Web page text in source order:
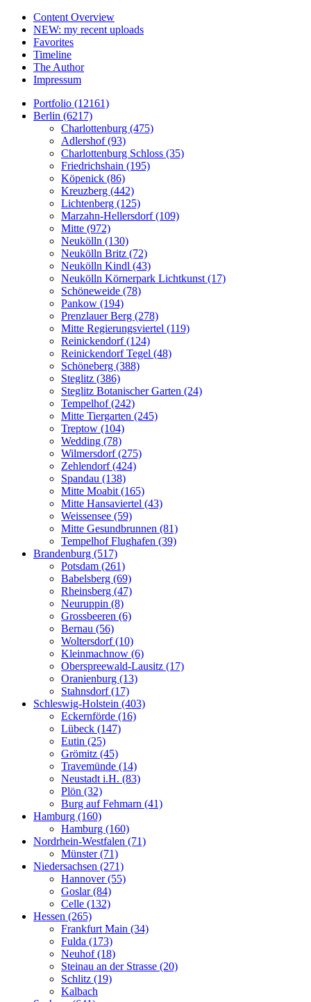
Content Overview
NEW: my recent uploads
Favorites
Timeline
The Author
Impressum
Portfolio (12161)
Berlin (6217)
Charlottenburg (475)
Adlershof (93)
Charlottenburg Schloss (35)
Friedrichshain (195)
Köpenick (86)
Kreuzberg (442)
Lichtenberg (125)
Marzahn-Hellersdorf (109)
Mitte (972)
Neukölln (130)
Neukölln Britz (72)
Neukölln Kindl (43)
Neukölln Körnerpark Lichtkunst (17)
Schöneweide (78)
Pankow (194)
Prenzlauer Berg (278)
Mitte Regierungsviertel (119)
Reinickendorf (124)
Reinickendorf Tegel (48)
Schöneberg (388)
Steglitz (386)
Steglitz Botanischer Garten (24)
Tempelhof (242)
Mitte Tiergarten (245)
Treptow (104)
Wedding (78)
Wilmersdorf (275)
Zehlendorf (424)
Spandau (138)
Mitte Moabit (165)
Mitte Hansaviertel (43)
Weissensee (59)
Mitte Gesundbrunnen (81)
Tempelhof Flughafen (39)
Brandenburg (517)
Potsdam (261)
Babelsberg (69)
Rheinsberg (47)
Neuruppin (8)
Grossbeeren (6)
Bernau (56)
Woltersdorf (10)
Kleinmachnow (6)
Oberspreewald-Lausitz (17)
Oranienburg (13)
Stahnsdorf (17)
Schleswig-Holstein (403)
Eckernförde (16)
Lübeck (147)
Eutin (25)
Grömitz (45)
Travemünde (14)
Neustadt i.H. (83)
Plön (32)
Burg auf Fehmarn (41)
Hamburg (160)
Hamburg (160)
Nordrhein-Westfalen (71)
Münster (71)
Niedersachsen (271)
Hannover (55)
Goslar (84)
Celle (132)
Hessen (265)
Frankfurt Main (34)
Fulda (173)
Neuhof (18)
Steinau an der Strasse (20)
Schlitz (19)
Kalbach